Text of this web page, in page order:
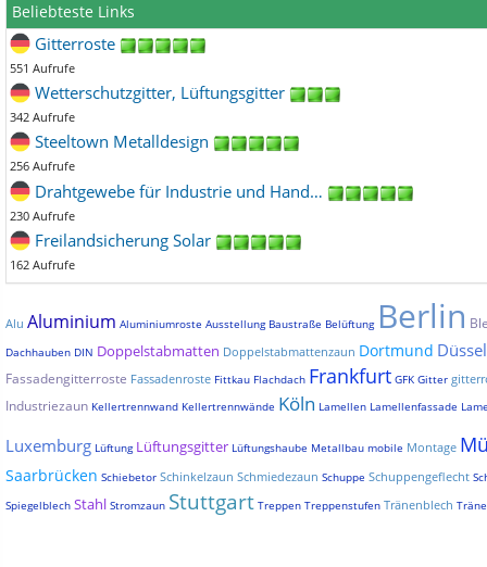
Beliebteste Links
Gitterroste
551 Aufrufe
Wetterschutzgitter, Lüftungsgitter
342 Aufrufe
Steeltown Metalldesign
256 Aufrufe
Drahtgewebe für Industrie und Hand…
230 Aufrufe
Freilandsicherung Solar
162 Aufrufe
Alu Aluminium Aluminiumroste Ausstellung Baustraße Belüftung Berlin
Dachhauben DIN Doppelstabmatten Doppelstabmattenzaun Dortmund
Fassadengitterroste Fassadenroste Fittkau Flachdach Frankfurt GFK Gitter
Industriezaun Kellertrennwand Kellertrennwände Köln Lamellen Lamellenfassade
Luxemburg Lüftung Lüftungsgitter Lüftungshaube Metallbau mobile Montage
Saarbrücken Schiebetor Schinkelzaun Schmiedezaun Schuppe Schuppengeflecht
Spiegelblech Stahl Stromzaun Stuttgart Treppen Treppenstufen Tränenblech